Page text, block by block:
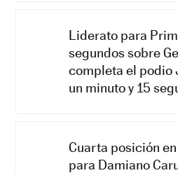
Liderato para
segundos sobre
completa el podio
un minuto y 15
Cuarta posición
para Damiano